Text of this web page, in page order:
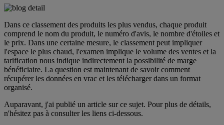
Dans ce classement des produits les plus vendus, chaque produit
comprend le nom du produit, le numéro d'avis, le nombre d'étoiles et
le prix. Dans une certaine mesure, le classement peut impliquer
l'espace le plus chaud, l'examen implique le volume des ventes et la
tarification nous indique indirectement la possibilité de marge
bénéficiaire. La question est maintenant de savoir comment
récupérer les données en vrac et les télécharger dans un format
organisé.
Auparavant, j'ai publié un article sur ce sujet. Pour plus de détails,
n'hésitez pas à consulter les liens ci-dessous.